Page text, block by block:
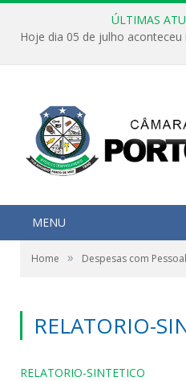
ÚLTIMAS
MENU
Home » Despesas com Pessoal
RELATORIO-
RELATORIO-SINTETICO